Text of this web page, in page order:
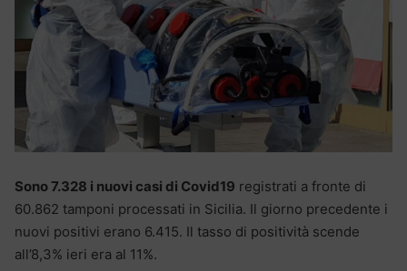
Sono 7.328 i nuovi casi di Covid19 registrati a fronte di
60.862 tamponi processati in Sicilia. Il giorno precedente i
nuovi positivi erano 6.415. Il tasso di positività scende
all’8,3% ieri era al 11%.